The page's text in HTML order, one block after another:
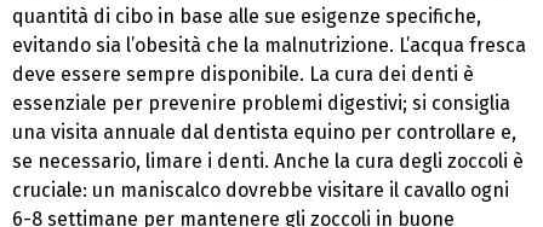
quantità di cibo in base alle sue esigenze specifiche,
evitando sia l’obesità che la malnutrizione. L’acqua fresca
deve essere sempre disponibile. La cura dei denti è
essenziale per prevenire problemi digestivi; si consiglia
una visita annuale dal dentista equino per controllare e,
se necessario, limare i denti. Anche la cura degli zoccoli è
cruciale: un maniscalco dovrebbe visitare il cavallo ogni
6-8 settimane per mantenere gli zoccoli in buone